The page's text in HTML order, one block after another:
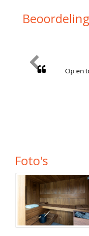
Top ,
onthaal
Foto's